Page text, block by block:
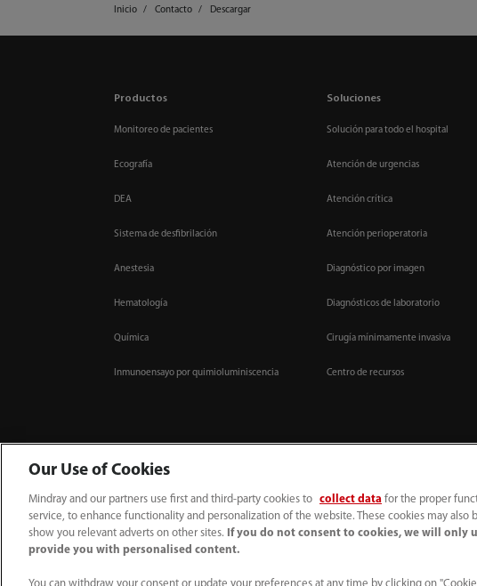
Inicio Contacto Descargar
Productos
Monitoreo de pacientes
Ecografía
DEA
Sistema de desfibrilación
Anestesia
Hematología
Química
Inmunoensayo por quimioluminiscencia
Soluciones
Solución para todo el hospital
Atención de urgencias
Atención crítica
Atención perioperatoria
Diagnóstico por imagen
Diagnósticos de laboratorio
Cirugía mínimamente invasiva
Centro de recursos
52 55 5661 9450 intl-market@mindray.com
Condiciones de uso｜Mapa del sitio
Our Use of Cookies
Mindray and our partners use first and third-party cookies to collect data for the proper
service, to enhance functionality and personalization of the website. These cookies may
show you relevant adverts on other sites.
If you do not consent to cookies, we will only
provide you with personalised content.